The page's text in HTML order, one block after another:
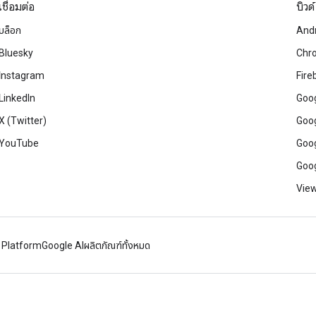
ชื่อมต่อ
ล็อก
Bluesky
Instagram
LinkedIn
(Twitter)
บิวด์
PlatformGoogle AI ผลิตภัณฑ์ทั้งหมด